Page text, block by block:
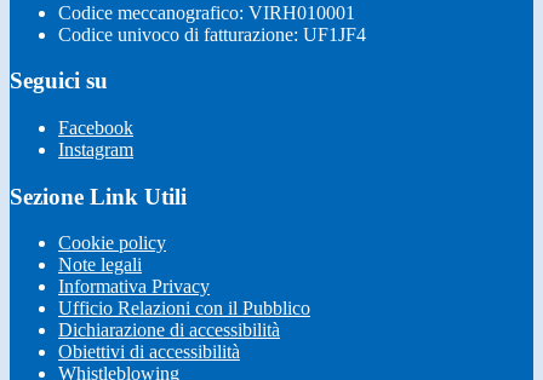
Codice meccanografico: VIRH010001
Codice univoco di fatturazione: UF1JF4
Seguici su
Facebook
Instagram
Sezione Link Utili
Cookie policy
Note legali
Informativa Privacy
Ufficio Relazioni con il Pubblico
Dichiarazione di accessibilità
Obiettivi di accessibilità
Whistleblowing